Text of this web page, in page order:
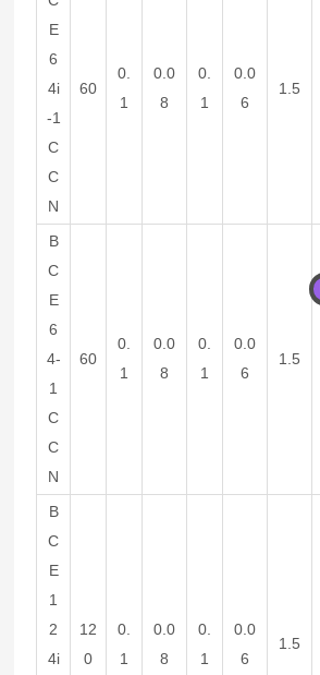
E
6
4i
-1
C
C
N
60
0.
1
0.0
8
0.
1
0.0
6
1.5
B
C
E
6
4-
1
C
C
N
60
0.
1
0.0
8
0.
1
0.0
6
1.5
B
C
E
1
2
4i
12
0
0.
1
0.0
8
0.
1
0.0
6
1.5